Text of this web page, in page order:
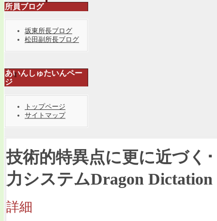
所員ブログ
坂東所長ブログ
松田副所長ブログ
あいんしゅたいんペー
ジ
トップページ
サイトマップ
技術的特異点に更に近づく
力システムDragon Dictation
詳細